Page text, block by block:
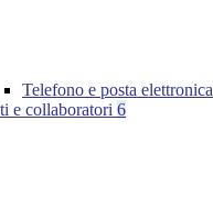
Telefono e posta elettronica
e collaboratori 6